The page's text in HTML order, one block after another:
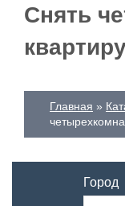
Снять
Главная
Город